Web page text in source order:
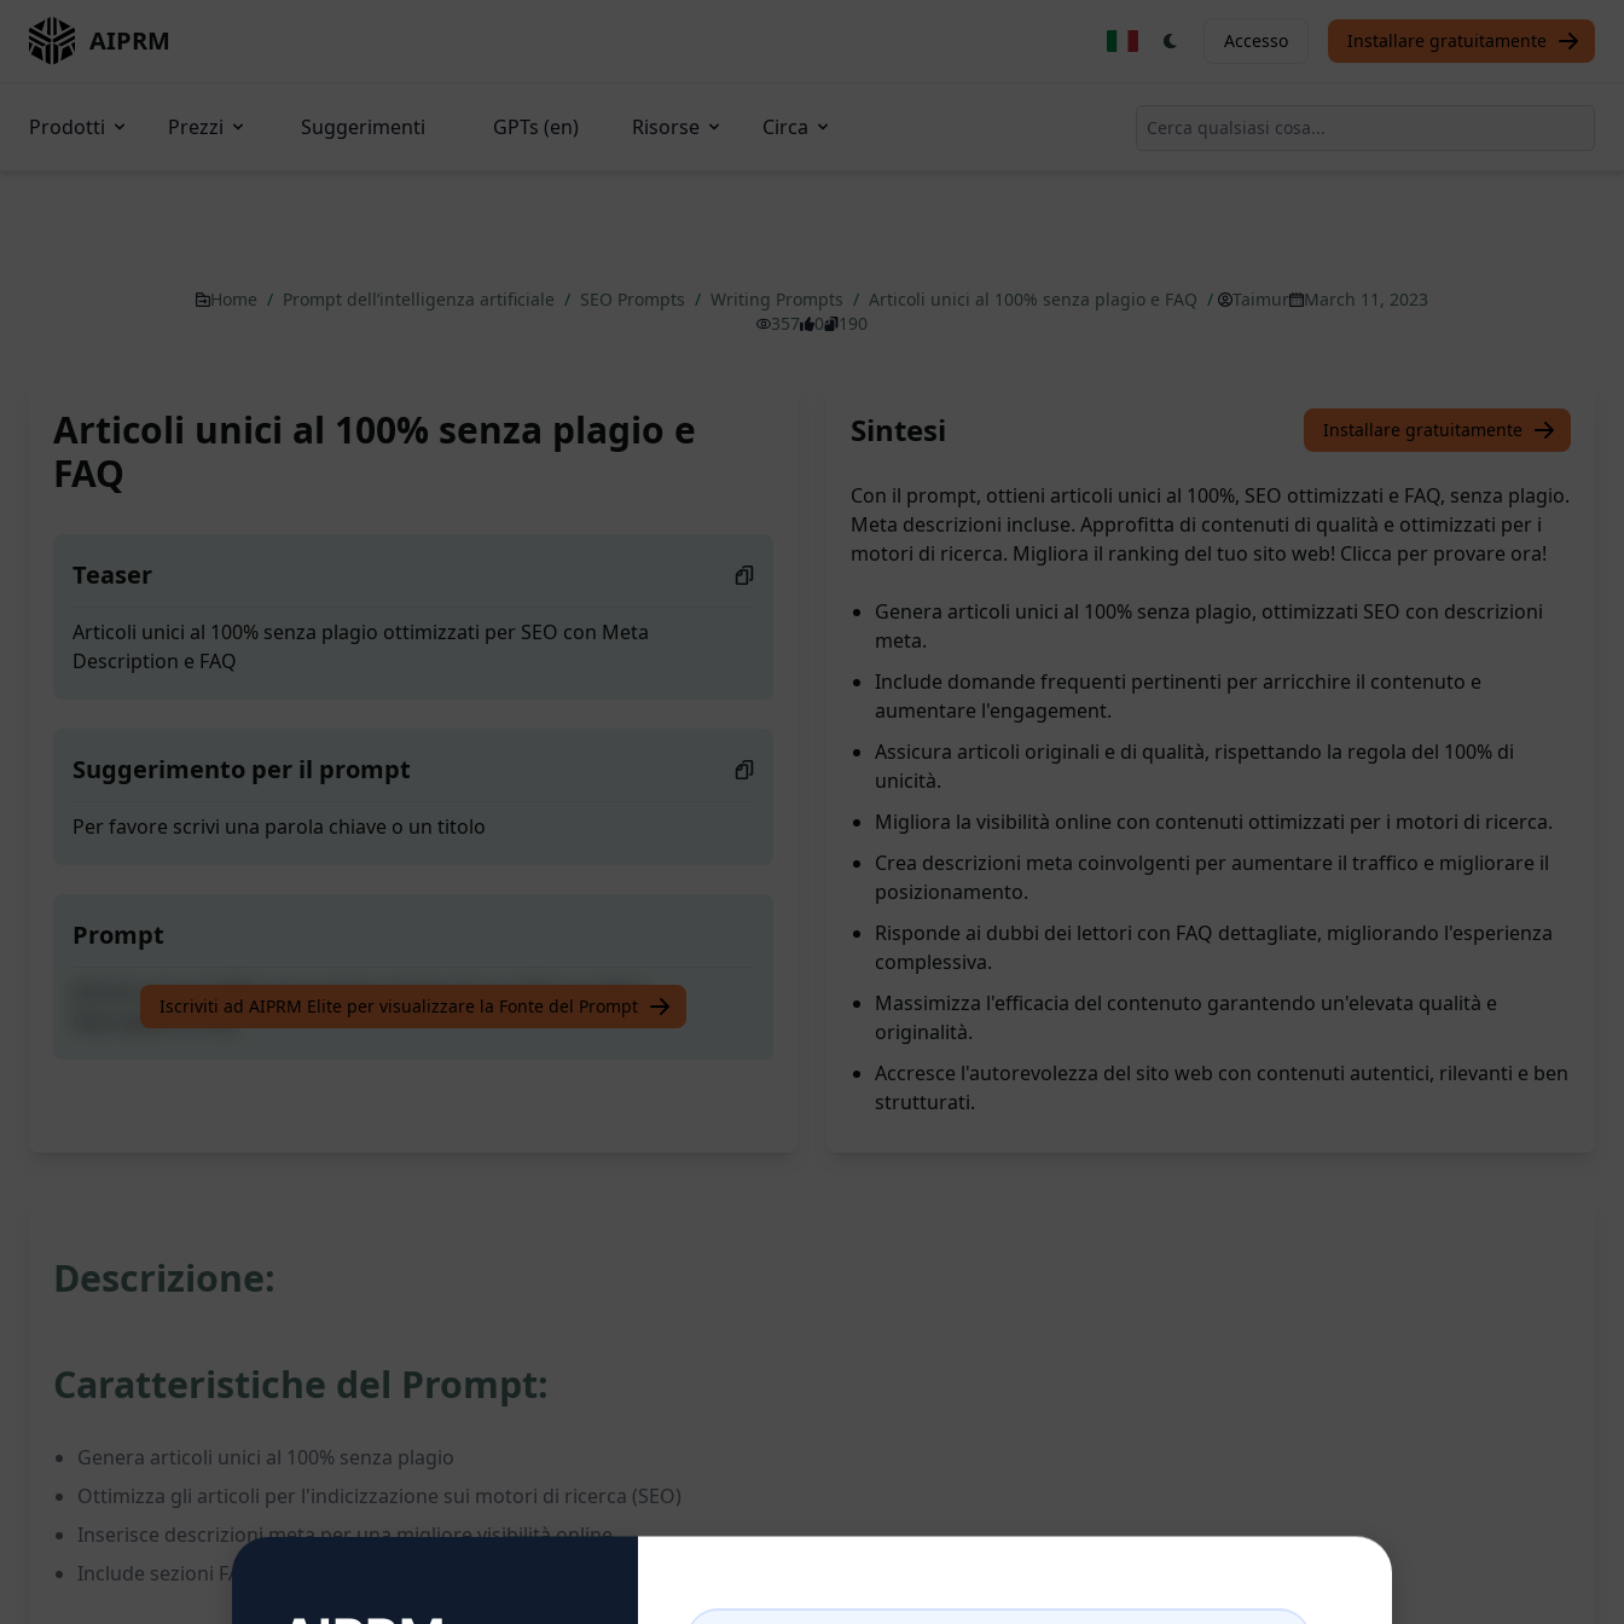
AIPRM Accesso Installare gratuitamente
Prodotti Prezzi Suggerimenti GPTs (en) Risorse Circa
Home / Prompt dell’intelligenza artificiale / SEO Prompts / Writing Prompts / Articoli unici al 100% senza plagio e FAQ / Taimur
March 11, 2023
357
0 190
Articoli unici al 100% senza plagio e
FAQ
Teaser
Articoli unici al 100% senza plagio ottimizzati per SEO con Meta
Description e FAQ
Suggerimento per il prompt
Per favore scrivi una parola chiave o un titolo
Prompt
Articoli unici al 100% senza plagio ottimizzati per SEO con Meta
Description e FAQ
Iscriviti ad AIPRM Elite per visualizzare la Fonte del Prompt
Sintesi Installare gratuitamente
Con il prompt, ottieni articoli unici al 100%, SEO ottimizzati e FAQ, senza plagio.
Meta descrizioni incluse. Approfitta di contenuti di qualità e ottimizzati per i
motori di ricerca. Migliora il ranking del tuo sito web! Clicca per provare ora!
Genera articoli unici al 100% senza plagio, ottimizzati SEO con descrizioni
meta.
Include domande frequenti pertinenti per arricchire il contenuto e
aumentare l'engagement.
Assicura articoli originali e di qualità, rispettando la regola del 100% di
unicità.
Migliora la visibilità online con contenuti ottimizzati per i motori di ricerca.
Crea descrizioni meta coinvolgenti per aumentare il traffico e migliorare il
posizionamento.
Risponde ai dubbi dei lettori con FAQ dettagliate, migliorando l'esperienza
complessiva.
Massimizza l'efficacia del contenuto garantendo un'elevata qualità e
originalità.
Accresce l'autorevolezza del sito web con contenuti autentici, rilevanti e ben
strutturati.
Descrizione:
Caratteristiche del Prompt:
Genera articoli unici al 100% senza plagio
Ottimizza gli articoli per l'indicizzazione sui motori di ricerca (SEO)
Inserisce descrizioni meta per una migliore visibilità online
Include sezioni FAQ per rispondere alle domande frequenti dei lettori